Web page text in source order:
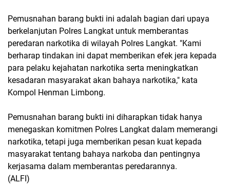
Pemusnahan barang bukti ini adalah bagian dari upaya
berkelanjutan Polres Langkat untuk memberantas
peredaran narkotika di wilayah Polres Langkat. "Kami
berharap tindakan ini dapat memberikan efek jera kepada
para pelaku kejahatan narkotika serta meningkatkan
kesadaran masyarakat akan bahaya narkotika," kata
Kompol Henman Limbong.
Pemusnahan barang bukti ini diharapkan tidak hanya
menegaskan komitmen Polres Langkat dalam memerangi
narkotika, tetapi juga memberikan pesan kuat kepada
masyarakat tentang bahaya narkoba dan pentingnya
kerjasama dalam memberantas peredarannya.
(ALFI)